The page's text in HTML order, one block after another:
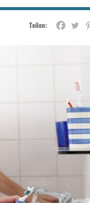
Teilen: